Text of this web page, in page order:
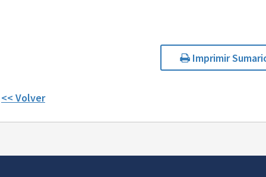
Imprimir
<< Volver